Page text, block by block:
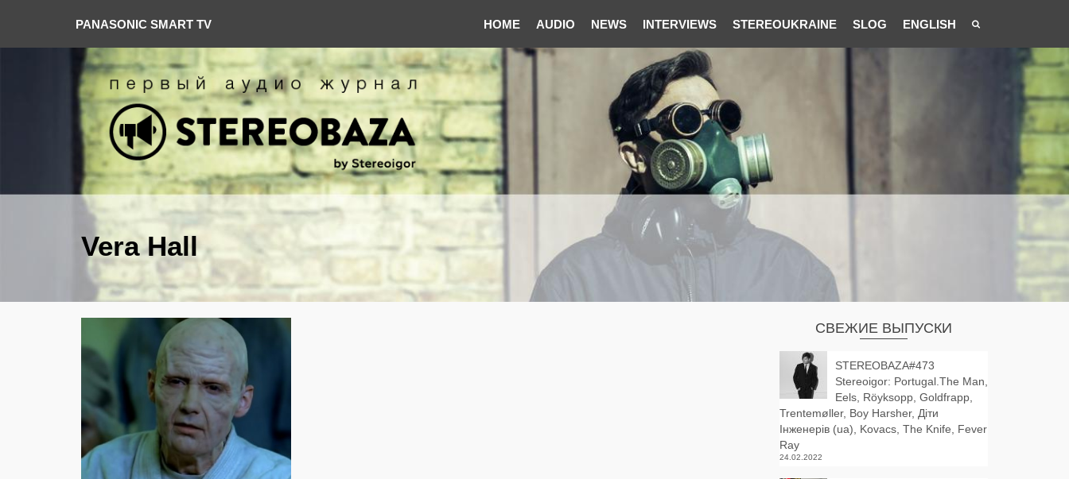
PANASONIC SMART TV HOME AUDIO NEWS INTERVIEWS STEREOUKRAINE SLOG ENGLISH
Vera Hall
СВЕЖИЕ ВЫПУСКИ
STEREOBAZA#473
Stereoigor: Portugal.The Man,
Eels, Röyksopp, Goldfrapp,
Trentemøller, Boy Harsher, Діти
Інженерів (ua), Kovacs, The Knife, Fever
Ray
24.02.2022